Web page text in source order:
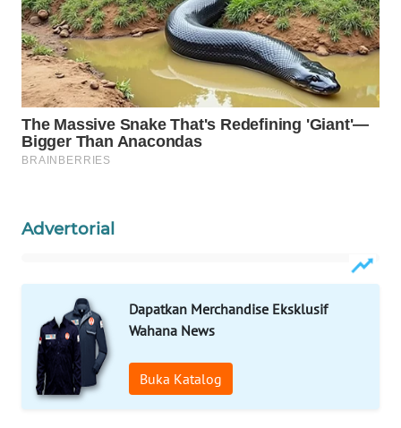
Advertorial
Dapatkan Merchandise Eksklusif
Wahana News
Buka Katalog
PORTAL
KONSUMEN
FORWAMKI
ALPERKLINAS
TAMBANG
NEWS
SITUNGIR
NEWS
SIDIKALANG
NEWS